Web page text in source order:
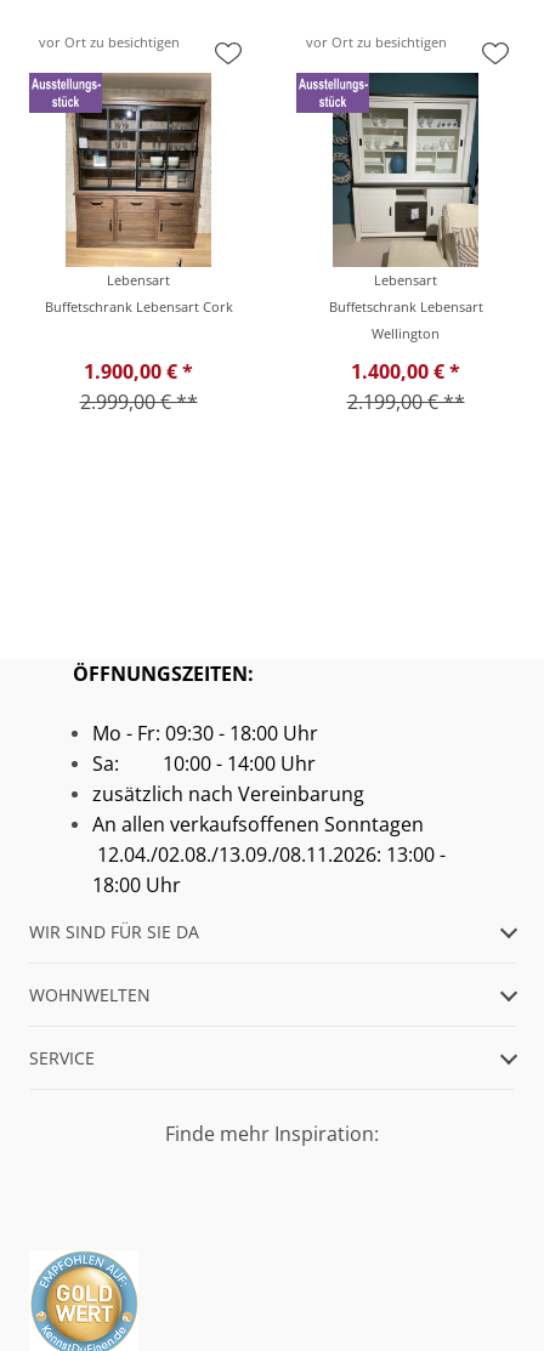
vor Ort zu besichtigen
Lebensart
Buffetschrank Lebensart Cork
1.900,00 € *
2.999,00 € **
vor Ort zu besichtigen
Lebensart
Buffetschrank Lebensart
Wellington
1.400,00 € *
2.199,00 € **
ÖFFNUNGSZEITEN:
Mo - Fr: 09:30 - 18:00 Uhr
Sa: 10:00 - 14:00 Uhr
zusätzlich nach Vereinbarung
An allen verkaufsoffenen Sonntagen
12.04./02.08./13.09./08.11.2026: 13:00 -
18:00 Uhr
WIR SIND FÜR SIE DA
WOHNWELTEN
SERVICE
Finde mehr Inspiration: